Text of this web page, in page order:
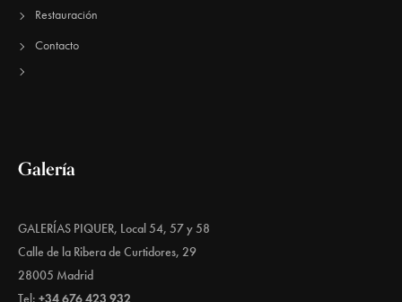
Restauración
Contacto
Galería
GALERÍAS PIQUER, Local 54, 57 y 58
Calle de la Ribera de Curtidores, 29
28005 Madrid
Tel: +34 676 423 932